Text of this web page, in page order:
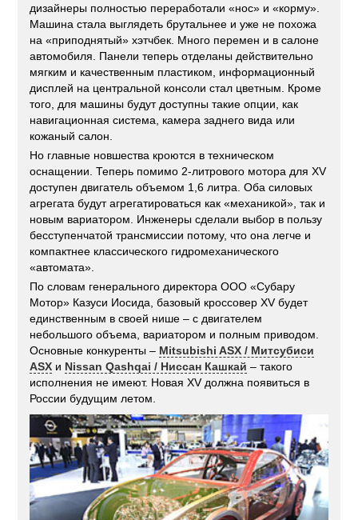
дизайнеры полностью переработали «нос» и «корму».
Машина стала выглядеть брутальнее и уже не похожа
на «приподнятый» хэтчбек. Много перемен и в салоне
автомобиля. Панели теперь отделаны действительно
мягким и качественным пластиком, информационный
дисплей на центральной консоли стал цветным. Кроме
того, для машины будут доступны такие опции, как
навигационная система, камера заднего вида или
кожаный салон.
Но главные новшества кроются в техническом
оснащении. Теперь помимо 2-литрового мотора для XV
доступен двигатель объемом 1,6 литра. Оба силовых
агрегата будут агрегатироваться как «механикой», так и
новым вариатором. Инженеры сделали выбор в пользу
бесступенчатой трансмиссии потому, что она легче и
компактнее классического гидромеханического
«автомата».
По словам генерального директора ООО «Субару
Мотор» Казуси Иосида, базовый кроссовер XV будет
единственным в своей нише – с двигателем
небольшого объема, вариатором и полным приводом.
Основные конкуренты – Mitsubishi ASX / Митсубиси
ASX и Nissan Qashqai / Ниссан Кашкай – такого
исполнения не имеют. Новая XV должна появиться в
России будущим летом.